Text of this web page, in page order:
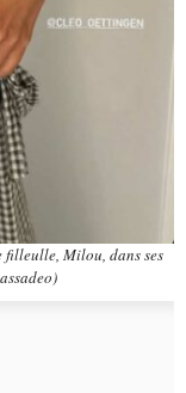
filleulle, Milou, dans ses